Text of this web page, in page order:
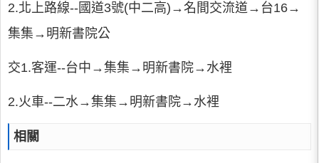
2.北上路線--國道3號(中二高)→名間交流道→台16→
集集→明新書院公
交1.客運--台中→集集→明新書院→水裡
2.火車--二水→集集→明新書院→水裡
相關